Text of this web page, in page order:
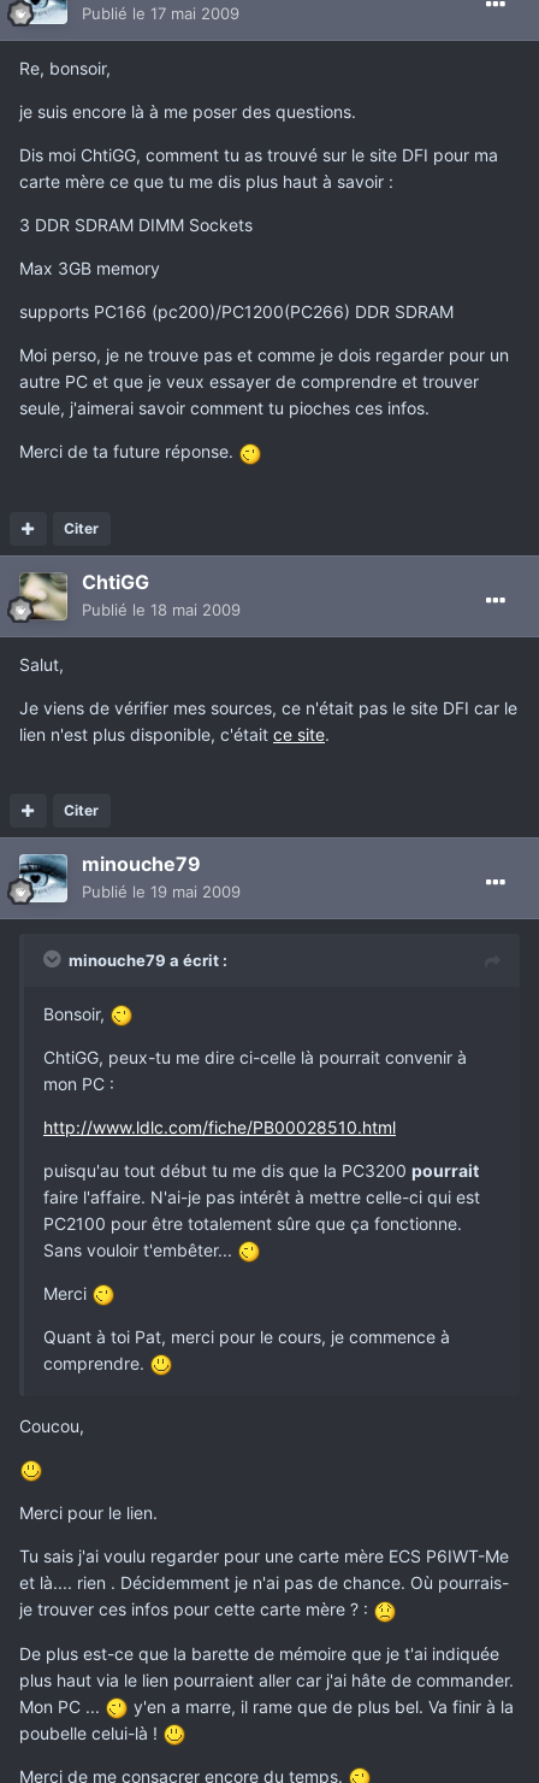
Publié le 17 mai 2009
Re, bonsoir,
je suis encore là à me poser des questions.
Dis moi ChtiGG, comment tu as trouvé sur le site DFI pour ma
carte mère ce que tu me dis plus haut à savoir :
3 DDR SDRAM DIMM Sockets
Max 3GB memory
supports PC166 (pc200)/PC1200(PC266) DDR SDRAM
Moi perso, je ne trouve pas et comme je dois regarder pour un
autre PC et que je veux essayer de comprendre et trouver
seule, j'aimerai savoir comment tu pioches ces infos.
Merci de ta future réponse.
Citer
ChtiGG
Publié le 18 mai 2009
Salut,
Je viens de vérifier mes sources, ce n'était pas le site DFI car le
lien n'est plus disponible, c'était ce site.
Citer
minouche79
Publié le 19 mai 2009
minouche79 a écrit :
Bonsoir,
ChtiGG, peux-tu me dire ci-celle là pourrait convenir à
mon PC :
http://www.ldlc.com/fiche/PB00028510.html
puisqu'au tout début tu me dis que la PC3200 pourrait
faire l'affaire. N'ai-je pas intérêt à mettre celle-ci qui est
PC2100 pour être totalement sûre que ça fonctionne.
Sans vouloir t'embêter...
Merci
Quant à toi Pat, merci pour le cours, je commence à
comprendre.
Coucou,
Merci pour le lien.
Tu sais j'ai voulu regarder pour une carte mère ECS P6IWT-Me
et là.... rien . Décidemment je n'ai pas de chance. Où pourrais-
je trouver ces infos pour cette carte mère ? :
De plus est-ce que la barette de mémoire que je t'ai indiquée
plus haut via le lien pourraient aller car j'ai hâte de commander.
Mon PC ...
y'en a marre, il rame que de plus bel. Va finir à la
poubelle celui-là !
Merci de me consacrer encore du temps.